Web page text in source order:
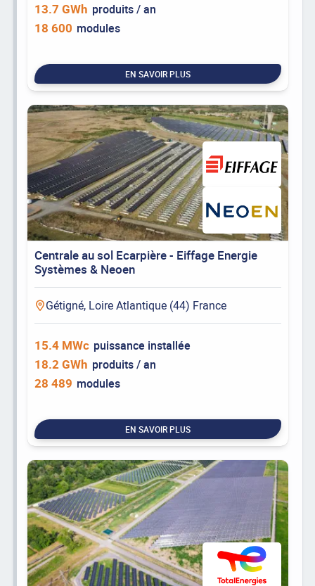
13.7 GWh produits / an
18 600 modules
EN SAVOIR PLUS
Centrale au sol Ecarpière - Eiffage Energie
Systèmes & Neoen
Gétigné, Loire Atlantique (44) France
15.4 MWc puissance installée
18.2 GWh produits / an
28 489 modules
EN SAVOIR PLUS